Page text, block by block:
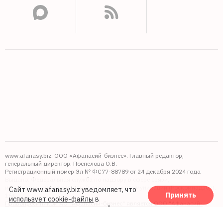
www.afanasy.biz. ООО «Афанасий-бизнес». Главный редактор,
генеральный директор: Поспелова О.В.
Регистрационный номер Эл № ФС77-88789 от 24 декабря 2024 года
Выдано: Федеральная служба по надзору в сфере связи,
информационных технологий и массовых коммуникаций (Роскомнадзор).
Правопреемником АО "Афанасий-бизнес" является ООО "Афанасий-
Сайт www.afanasy.biz уведомляет, что
использует cookie-файлы в
Принять